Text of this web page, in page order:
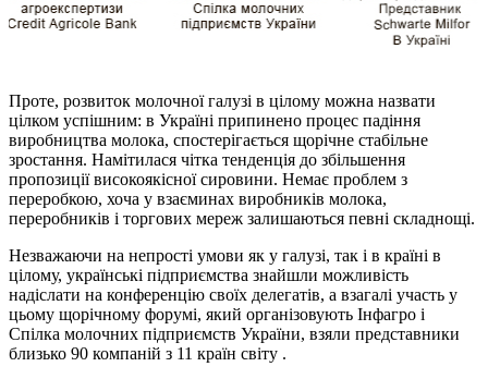
Проте, розвиток молочної галузі в цілому можна назвати
цілком успішним: в Україні припинено процес падіння
виробництва молока, спостерігається щорічне стабільне
зростання. Намітилася чітка тенденція до збільшення
пропозиції високоякісної сировини. Немає проблем з
переробкою, хоча у взаєминах виробників молока,
переробників і торгових мереж залишаються певні складнощі.
Незважаючи на непрості умови як у галузі, так і в країні в
цілому, українські підприємства знайшли можливість
надіслати на конференцію своїх делегатів, а взагалі участь у
цьому щорічному форумі, який організовують Інфагро і
Спілка молочних підприємств України, взяли представники
близько 90 компаній з 11 країн світу .